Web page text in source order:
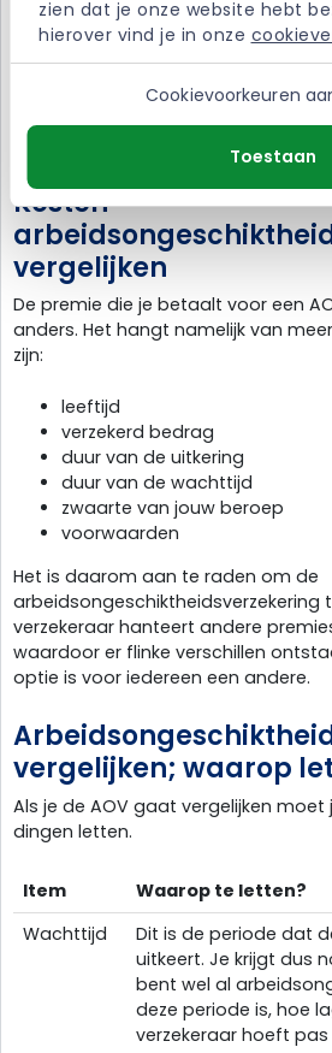
zien dat je onze website hebt
hierover vind je in onze
Cookievoorkeuren
Toestaan
arbeidsongeschiktheidsverzekering
voor ondernemers. Want als je even
niet zonder geld komen te zitten.
inkomensverlies te vermijden.
Kosten
vergelijken
De premie die je betaalt voor een
anders. Het hangt namelijk van
zijn:
leeftijd
verzekerd bedrag
duur van de uitkering
duur van de wachttijd
zwaarte van jouw beroep
voorwaarden
Het is daarom aan te raden om de
arbeidsongeschiktheidsverzekering
verzekeraar hanteert andere
waardoor er flinke verschillen
optie is voor iedereen een andere.
vergelijken; waarop
Als je de AOV gaat vergelijken
dingen letten.
Item
Waarop te letten?
Wachttijd
Dit is de periode dat
uitkeert. Je krijgt dus
bent wel al
deze periode is, hoe
verzekeraar hoeft